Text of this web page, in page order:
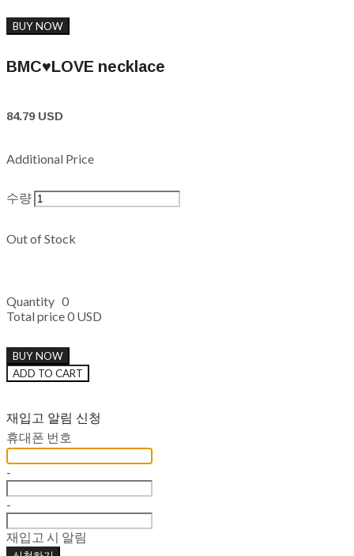
BUY NOW
BMC♥︎LOVE necklace
84.79 USD
Additional Price
수량
Out of Stock
Quantity 0
Total price0 USD
BUY NOW
ADD TO CART
재입고 알림 신청
휴대폰 번호
-
-
재입고 시 알림